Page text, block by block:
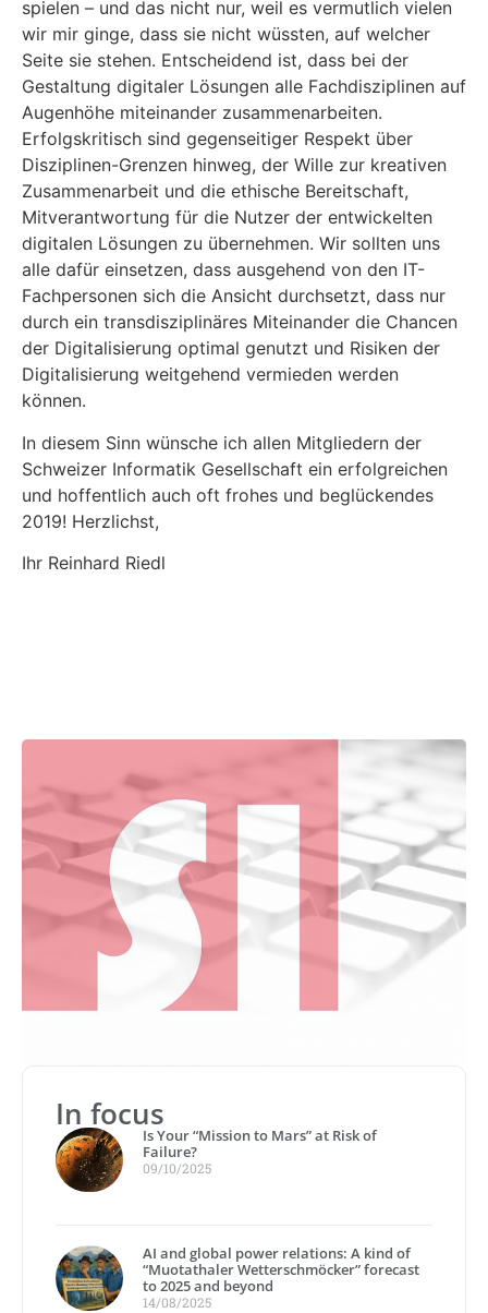
spielen – und das nicht nur, weil es vermutlich vielen
wir mir ginge, dass sie nicht wüssten, auf welcher
Seite sie stehen. Entscheidend ist, dass bei der
Gestaltung digitaler Lösungen alle Fachdisziplinen auf
Augenhöhe miteinander zusammenarbeiten.
Erfolgskritisch sind gegenseitiger Respekt über
Disziplinen-Grenzen hinweg, der Wille zur kreativen
Zusammenarbeit und die ethische Bereitschaft,
Mitverantwortung für die Nutzer der entwickelten
digitalen Lösungen zu übernehmen. Wir sollten uns
alle dafür einsetzen, dass ausgehend von den IT-
Fachpersonen sich die Ansicht durchsetzt, dass nur
durch ein transdisziplinäres Miteinander die Chancen
der Digitalisierung optimal genutzt und Risiken der
Digitalisierung weitgehend vermieden werden
können.
In diesem Sinn wünsche ich allen Mitgliedern der
Schweizer Informatik Gesellschaft ein erfolgreichen
und hoffentlich auch oft frohes und beglückendes
2019! Herzlichst,
Ihr Reinhard Riedl
In focus
Is Your “Mission to Mars” at Risk of
Failure?
09/10/2025
AI and global power relations: A kind of
“Muotathaler Wetterschmöcker” forecast
to 2025 and beyond
14/08/2025